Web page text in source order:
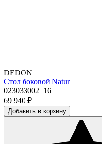
DEDON
Стол боковой Natur
023033002_16
69 940 ₽
Добавить в корзину